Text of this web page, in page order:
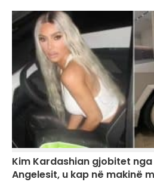
Kim Kardashian gjobitet
Angelesit, u kap në makinë